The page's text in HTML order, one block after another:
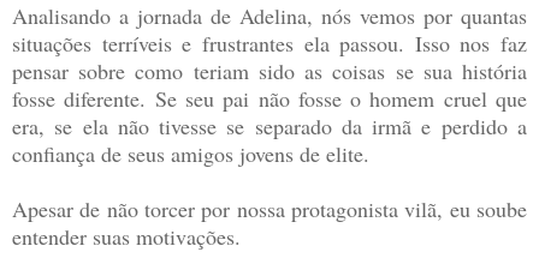
Analisando a jornada de Adelina, nós vemos por quantas
situações terríveis e frustrantes ela passou. Isso nos faz
pensar sobre como teriam sido as coisas se sua história
fosse diferente. Se seu pai não fosse o homem cruel que
era, se ela não tivesse se separado da irmã e perdido a
confiança de seus amigos jovens de elite.
Apesar de não torcer por nossa protagonista vilã, eu soube
entender suas motivações.